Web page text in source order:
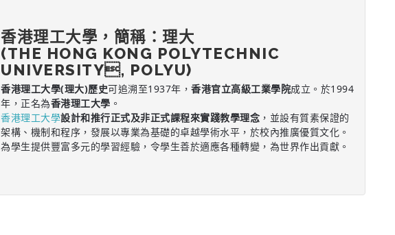
香港理工大學，簡稱：理大
(THE HONG KONG POLYTECHNIC
UNIVERSITY, POLYU)
香港理工大學(理大)歷史可追溯至1937年， 香港官立高級工業學院成立。於1994
年，正名為香港理工大學 。
香港理工大學設計和推行正式及非正式課程來實踐教學理念 ，並設有質素保證的
架構、機制和程序，發展以專業為基礎的卓越學術水平，於校內推廣優質文化。
為學生提供豐富多元的學習經驗，令學生善於適應各種轉變，為世界作出貢獻。